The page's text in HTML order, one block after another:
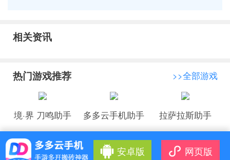
相关资讯
热门游戏推荐 >>全部游戏
境·界 刀鸣助手 多多云手机助手 拉萨拉斯助手
安卓版 网页版